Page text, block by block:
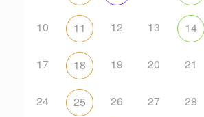
10 11 12 13 14
17 18 19 20 21
24 25 26 27 28